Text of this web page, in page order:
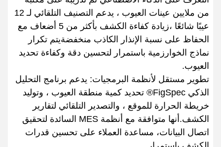
من ملايين عينات العيوب ، يدعم التصنيف التلقائي لـ 12
عيبًا شائعًا ،زيادة كفاءة الكشف بأكثر من 5 أضعاف مع
الحفاظ على نسبة الإنذار الكاذب منخفضةيتم تكرار
نماذج الخوارزمية باستمرار لتحسين دقة وكفاءة تحديد
العيوب.
تطوير مستقل لأنظمة البرمجيات: يدعم برنامج التحليل
الذكي FigSpec® تحديد كمية منطقة العيوب ، وتوليد
خريطة الحرارة للموقع ، والتصدير التلقائي لتقارير
الكشف.أنها متوافقة مع أنظمة MES السائدة لتحقيق
اتصال البيانات، مساعدة العملاء على تحسين قدرات